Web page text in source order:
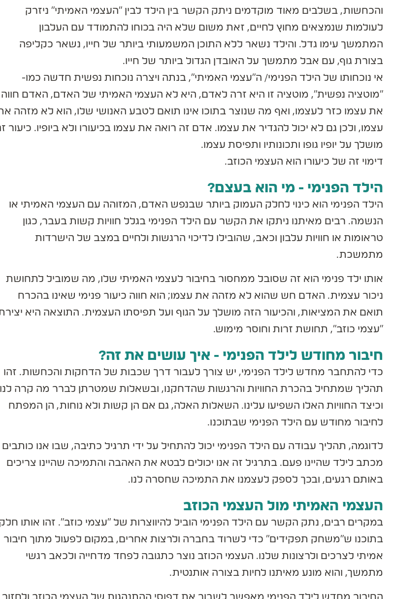
והכחשות, בשלבים מאוד מוקדמים ניתק הקשר בין הילד לבין "העצמי האמיתי" ניזרק
לעולמות שנמצאים מחוץ לחיים, זאת משום שלא היה בכוחו להתמודד עם העלבון
המתמשך עימו גדל. והילד נשאר ללא התוכן המשמעותי ביותר של חייו, נשאר כקליפה
בצורת גוף, עם אבל מתמשך על האובדן הגדול ביותר של חייו.
אי נוכחותו של הילד הפנימי/ ה"עצמי האמיתי", בנתה ויצרה נוכחות נפשית חדשה כמו-
"מוטציה נפשית", מוטציה זו היא זרה לאדם, היא לא העצמי האמיתי של האדם, האדם חווה
את עצמו כזר לעצמו, ואף מה שנוצר בתוכו אינו תואם לטבע האנושי שלו, הוא לא מזהה את
עצמו, ולכן גם לא יכול להגדיר את עצמו. אדם זה רואה את עצמו בכיעורו ולא ביופיו. כיעור זה
מושלך על יופיו גופו ותכונותיו ותפיסת עצמו.
דימוי זה של כיעורו הוא העצמי הכוזב.
הילד הפנימי - מי הוא בעצם?
הילד הפנימי הוא כינוי לחלק העמוק ביותר שבנפש האדם, המזוהה עם העצמי האמיתי או
הנשמה. רבים מאיתנו ניתקו את הקשר עם הילד הפנימי בגלל חוויות קשות בעבר, כגון
טראומות או חוויות עלבון וכאב, שהובילו לדיכוי הרגשות ולחיים במצב של הישרדות
מתמשכת.
אותו ילד פנימי הוא זה שסובל ממחסור בחיבור לעצמי האמיתי שלו, מה שמוביל לתחושת
ניכור עצמית. האדם חש שהוא לא מזהה את עצמו; הוא חווה כיעור פנימי שאינו בהכרח
תואם את המציאות, והכיעור הזה מושלך על הגוף ועל תפיסתו העצמית. התוצאה היא יצירת
"עצמי כוזב", תחושת זרות וחוסר מימוש.
חיבור מחודש לילד הפנימי - איך עושים את זה?
כדי להתחבר מחדש לילד הפנימי, יש צורך לעבור דרך שכבות של הדחקות והכחשות. זהו
תהליך שמתחיל בהכרת החוויות והרגשות שהדחקנו, ובשאלות שמטרתן לברר מה קרה לנו
וכיצד החוויות האלו השפיעו עלינו. השאלות האלה, גם אם הן קשות ולא נוחות, הן המפתח
לחיבור מחודש עם הילד הפנימי שבתוכנו.
לדוגמה, תהליך עבודה עם הילד הפנימי יכול להתחיל על ידי תרגיל כתיבה, שבו אנו כותבים
מכתב לילד שהיינו פעם. בתרגיל זה אנו יכולים לבטא את האהבה והתמיכה שהיינו צריכים
באותם רגעים, ובכך לספק לעצמנו את התמיכה שחסרה לנו.
העצמי האמיתי מול העצמי הכוזב
במקרים רבים, נתק הקשר עם הילד הפנימי הוביל להיווצרות של "עצמי כוזב". זהו אותו חלק
בתוכנו ש"משחק תפקידים" כדי לשרוד בחברה ולרצות אחרים, במקום לפעול מתוך חיבור
אמיתי לצרכים ולרצונות שלנו. העצמי הכוזב נוצר כתגובה לפחד מדחייה ולכאב רגשי
מתמשך, והוא מונע מאיתנו לחיות בצורה אותנטית.
החיבור מחדש לילד הפנימי מאפשר לשבור את דפוסי ההתנהגות של העצמי הכוזב ולחזור